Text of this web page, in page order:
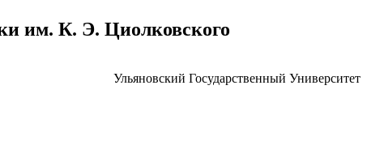
им. К. Э. Циолковского
Ульяновский Государственный Университет